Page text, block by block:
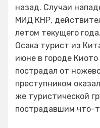
назад. Случаи
МИД КНР,
летом текущего
Осака турист из
июне в городе
пострадал от
преступником
же туристической
пострадавшим что-